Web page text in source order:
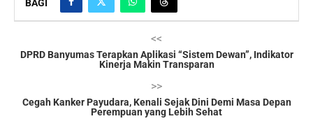
BAGI
<<
DPRD Banyumas Terapkan Aplikasi “Sistem Dewan”, Indikator
Kinerja Makin Transparan
>>
Cegah Kanker Payudara, Kenali Sejak Dini Demi Masa Depan
Perempuan yang Lebih Sehat